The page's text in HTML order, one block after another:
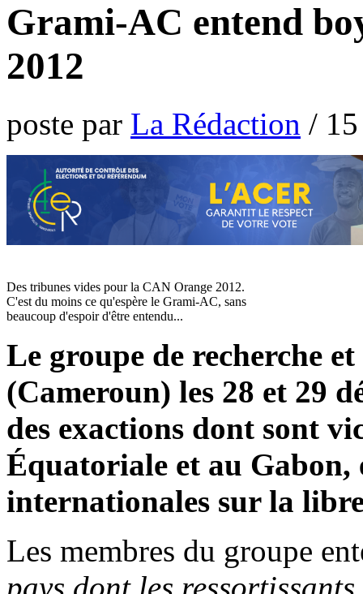
Grami-AC entend
2012
poste par La Rédaction /
Des tribunes vides pour la CAN Orange 2012.
C'est du moins ce qu'espère le Grami-AC, sans
beaucoup d'espoir d'être entendu...
Le groupe de recherche
(Cameroun) les 28 et 29
des exactions dont sont
Équatoriale et au Gabon,
internationales sur la
Les membres du groupe
pays dont les